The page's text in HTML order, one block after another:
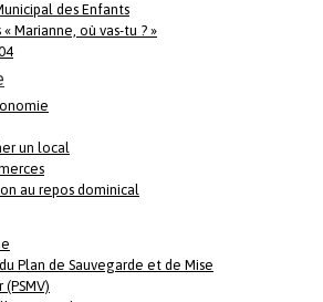
des Enfants
« Marianne, où vas-tu ? »
un local
au repos dominical
Plan de Sauvegarde et de Mise